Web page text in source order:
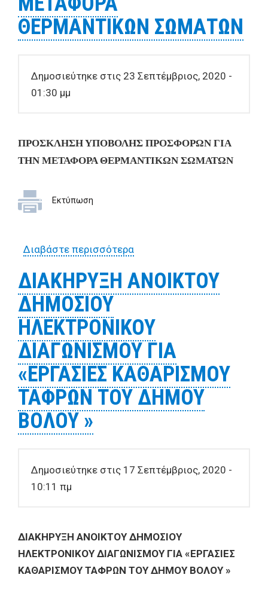
Βόλου»
ΘΕΡΜΑΝΤΙΚΩΝ ΣΩΜΑΤΩΝ
Δημοσιεύτηκε στις 23 Σεπτέμβριος, 2020 -
01:30 μμ
ΠΡΟΣΚΛΗΣΗ ΥΠΟΒΟΛΗΣ ΠΡΟΣΦΟΡΩΝ ΓΙΑ
ΤΗΝ ΜΕΤΑΦΟΡΑ ΘΕΡΜΑΝΤΙΚΩΝ ΣΩΜΑΤΩΝ
Εκτύπωση
Διαβάστε περισσότεραγια ΠΡΟΣΚΛΗΣΗ ΥΠΟΒΟΛΗΣ
ΜΕΤΑΦΟΡΑ ΘΕΡΜΑΝΤΙΚΩΝ
ΔΙΑΚΗΡΥΞΗ ΑΝΟΙΚΤΟΥ
ΔΗΜΟΣΙΟΥ
ΗΛΕΚΤΡΟΝΙΚΟΥ
ΔΙΑΓΩΝΙΣΜΟΥ ΓΙΑ
«ΕΡΓΑΣΙΕΣ ΚΑΘΑΡΙΣΜΟΥ
ΤΑΦΡΩΝ ΤΟΥ ΔΗΜΟΥ
ΒΟΛΟΥ »
Δημοσιεύτηκε στις 17 Σεπτέμβριος, 2020 -
10:11 πμ
ΔΙΑΚΗΡΥΞΗ ΑΝΟΙΚΤΟΥ ΔΗΜΟΣΙΟΥ
ΗΛΕΚΤΡΟΝΙΚΟΥ ΔΙΑΓΩΝΙΣΜΟΥ ΓΙΑ «ΕΡΓΑΣΙΕΣ
ΚΑΘΑΡΙΣΜΟΥ ΤΑΦΡΩΝ ΤΟΥ ΔΗΜΟΥ ΒΟΛΟΥ »